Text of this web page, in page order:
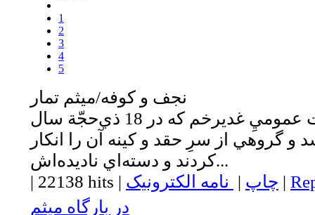
1
2
3
4
5
نجف و كوفه/ميثم تمار
سال‌ها پس از بيعت عموميِ غديرخم که در 18 ذي‌حجّة سال
گروهي از سرِ حقد و کينه آن را انکار
کردند و دسته‌اي ناديده‌اش...
| 22138 hits | چاپ | نامه الکترونیک |
در بارگاه ميثم